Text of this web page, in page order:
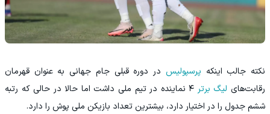
نکته جالب اینکه پرسپولیس در دوره قبلی جام جهانی به عنوان قهرمان
رقابت‌های لیگ برتر
۴ نماینده در تیم ملی داشت اما حالا در حالی که رتبه
ششم جدول را در اختیار دارد، بیشترین تعداد بازیکن ملی پوش را دارد.